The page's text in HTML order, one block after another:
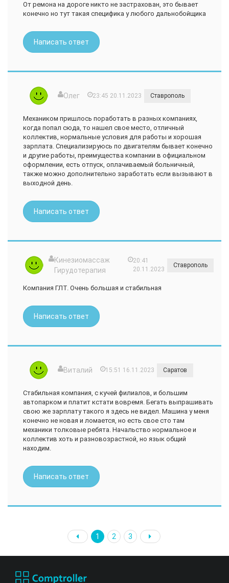
От ремона на дороге никто не застрахован, это бывает
конечно но тут такая специфика у любого дальнобойщика
Написать ответ
Олег 23:45 20.11.2023 Ставрополь
Механиком пришлось поработать в разных компаниях,
когда попал сюда, то нашел свое место, отличный
коллектив, нормальные условия для работы и хорошая
зарплата. Специализируюсь по двигателям бывает конечно
и другие работы, преимущества компании в официальном
оформлении, есть отпуск, оплачиваемый больничный,
также можно дополнительно заработать если вызывают в
выходной день.
Написать ответ
Кинезиомассаж
Гирудотерапия
20:41
20.11.2023
Ставрополь
Компания ГЛТ. Очень большая и стабильная
Написать ответ
Виталий 15:51 16.11.2023 Саратов
Стабильная компания, с кучей филиалов, и большим
автопарком и платит кстати вовремя. Бегать выпрашивать
свою же зарплату такого я здесь не видел. Машина у меня
конечно не новая и ломается, но есть свое сто там
механики толковые ребята. Начальство нормальное и
коллектив хоть и разновозрастной, но язык общий
находим.
Написать ответ
1 2 3